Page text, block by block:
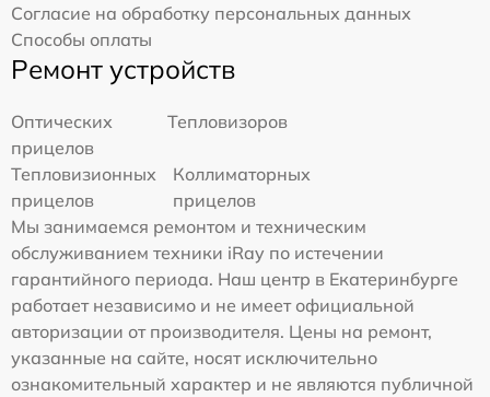
Согласие на обработку персональных данных
Способы оплаты
Ремонт устройств
Оптических
прицелов
Тепловизоров
Тепловизионных
прицелов
Коллиматорных
прицелов
Мы занимаемся ремонтом и техническим
обслуживанием техники iRay по истечении
гарантийного периода. Наш центр в Екатеринбурге
работает независимо и не имеет официальной
авторизации от производителя. Цены на ремонт,
указанные на сайте, носят исключительно
ознакомительный характер и не являются публичной